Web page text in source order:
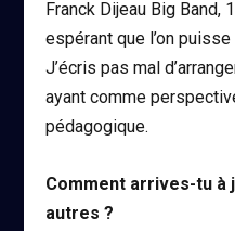
Franck Dijeau Big Band,
espérant que l’on
J’écris pas mal
ayant comme
pédagogique.
Comment arrives-tu à
autres ?